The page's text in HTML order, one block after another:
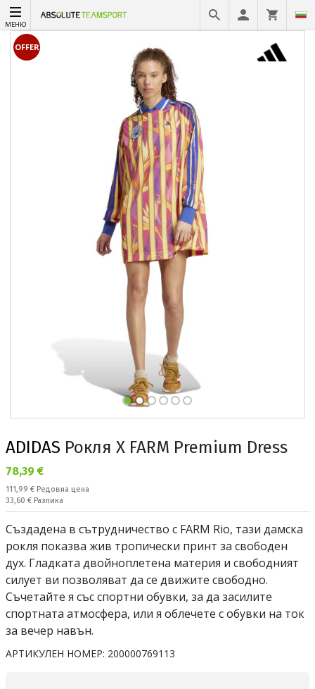
МЕНЮ
OFFER
ADIDAS Рокля X FARM Premium Dress
Текуща цена:
78,39 €
Редовна цена:
111,99 € Редовна цена
Спестявате:
33,60 € Разлика
Създадена в сътрудничество с FARM Rio, тази дамска
рокля показва жив тропически принт за свободен
дух. Гладката двойноплетена материя и свободният
силует ви позволяват да се движите свободно.
Съчетайте я със спортни обувки, за да засилите
спортната атмосфера, или я облечете с обувки на ток
за вечер навън.
АРТИКУЛЕН НОМЕР: 200000769113